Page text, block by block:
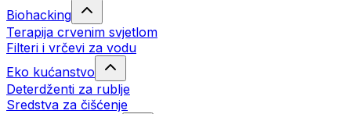
Biohacking
Terapija crvenim svjetlom
Filteri i vrčevi za vodu
Eko kućanstvo
Deterdženti za rublje
Sredstva za čišćenje